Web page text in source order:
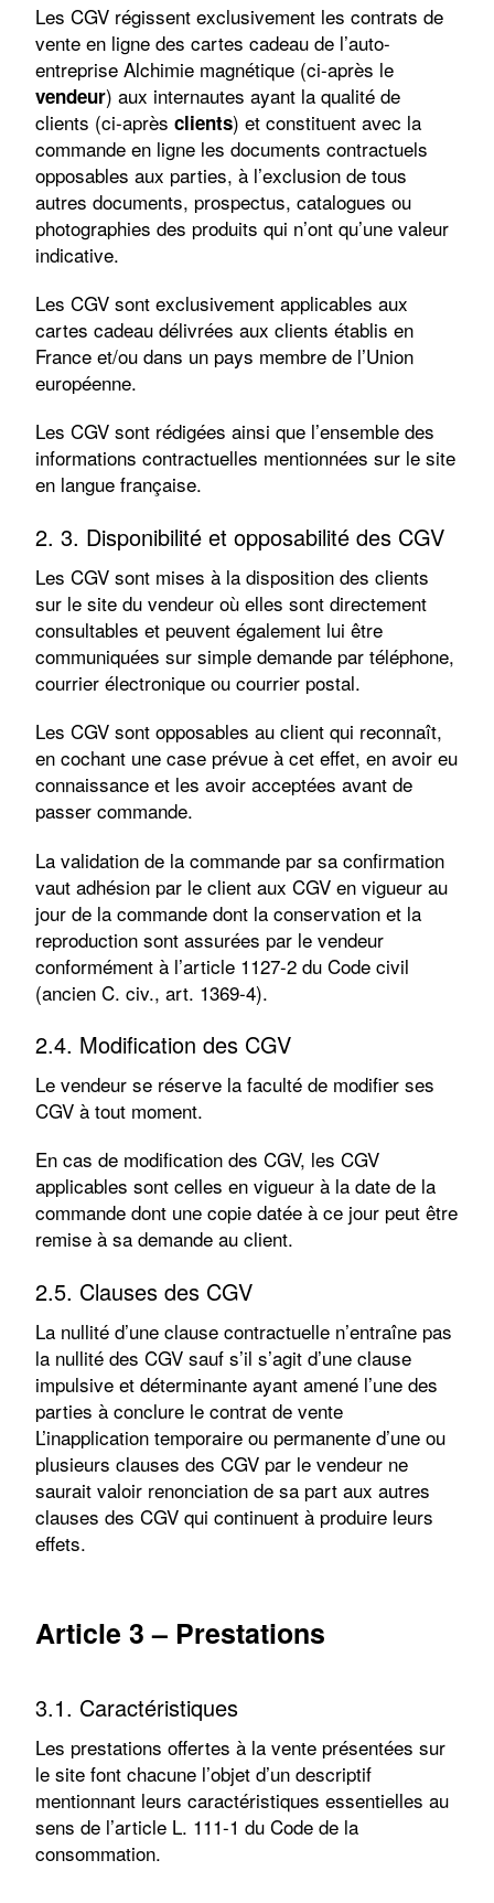
Les CGV régissent exclusivement les contrats de
vente en ligne des cartes cadeau de l’auto-
entreprise Alchimie magnétique (ci-après le
vendeur) aux internautes ayant la qualité de
clients (ci-aprèsclients) et constituent avec la
commande en ligne les documents contractuels
opposables aux parties, à l’exclusion de tous
autres documents, prospectus, catalogues ou
photographies des produits qui n’ont qu’une valeur
indicative.
Les CGV sont exclusivement applicables aux
cartes cadeau délivrées aux clients établis en
France et/ou dans un pays membre de l’Union
européenne.
Les CGV sont rédigées ainsi que l’ensemble des
informations contractuelles mentionnées sur le site
en langue française.
2. 3. Disponibilité et opposabilité des CGV
Les CGV sont mises à la disposition des clients
sur le site du vendeur où elles sont directement
consultables et peuvent également lui être
communiquées sur simple demande par téléphone,
courrier électronique ou courrier postal.
Les CGV sont opposables au client qui reconnaît,
en cochant une case prévue à cet effet, en avoir eu
connaissance et les avoir acceptées avant de
passer commande.
La validation de la commande par sa confirmation
vaut adhésion par le client aux CGV en vigueur au
jour de la commande dont la conservation et la
reproduction sont assurées par le vendeur
conformément à l’article 1127-2 du Code civil
(ancien C. civ., art. 1369-4).
2.4. Modification des CGV
Le vendeur se réserve la faculté de modifier ses
CGV à tout moment.
En cas de modification des CGV, les CGV
applicables sont celles en vigueur à la date de la
commande dont une copie datée à ce jour peut être
remise à sa demande au client.
2.5. Clauses des CGV
La nullité d’une clause contractuelle n’entraîne pas
la nullité des CGV sauf s’il s’agit d’une clause
impulsive et déterminante ayant amené l’une des
parties à conclure le contrat de vente
L’inapplication temporaire ou permanente d’une ou
plusieurs clauses des CGV par le vendeur ne
saurait valoir renonciation de sa part aux autres
clauses des CGV qui continuent à produire leurs
effets.
Article 3 – Prestations
3.1. Caractéristiques
Les prestations offertes à la vente présentées sur
le site font chacune l’objet d’un descriptif
mentionnant leurs caractéristiques essentielles au
sens de l’article L. 111-1 du Code de la
consommation.